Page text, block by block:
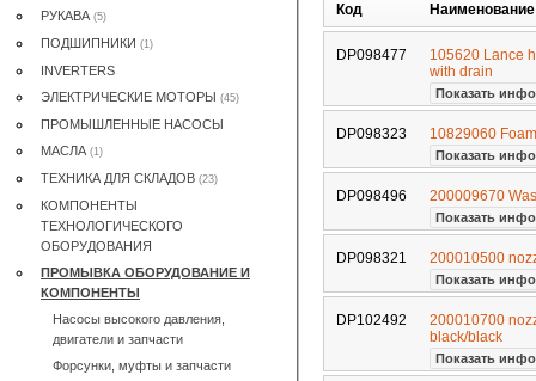
Код
DP098477
105620 Lance
with drain
Показать
DP098323 10829060
Показать
DP098496 200009670
Показать
DP098321 200010500
Показать
DP102492
200010700
black/black
Показать
РУКАВА (5)
ПОДШИПНИКИ (1)
INVERTERS
ЭЛЕКТРИЧЕСКИE МОТОРЫ (45)
ПРОМЫШЛЕННЫЕ НАСОСЫ
MАСЛА (1)
ТЕХНИКА ДЛЯ СКЛАДОВ (23)
КОМПОНЕНТЫ
ТЕХНОЛОГИЧЕСКОГО
ОБОРУДОВАНИЯ
ПРОМЫВКА ОБОРУДОВАНИЕ И
КОМПОНЕНТЫ
Насосы высокого давления,
двигатели и запчасти
Форсунки, муфты и запчасти